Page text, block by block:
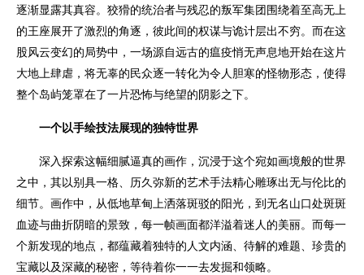
逐渐显露其真容。狡猾的统治者与残忍的叛军集团围绕着至高无上
的王座展开了激烈的角逐，彼此间的权谋与诡计层出不穷。而在这
股风云变幻的局势中，一场源自远古的瘟疫悄无声息地开始在这片
大地上肆虐，将无辜的民众逐一转化为令人胆寒的怪物形态，使得
整个岛屿笼罩在了一片恐怖与绝望的阴影之下。
一个以手绘技法展现的独特世界
深入探索这幅细腻逼真的画作，沉浸于这个宛如画境般的世界
之中，其以别具一格、历久弥新的艺术手法精心雕琢出无与伦比的
细节。画作中，从低地草甸上洒落斑驳的阳光，到无名山口处斑斑
血迹与曲折阴暗的景致，每一帧画面都洋溢着迷人的美丽。而每一
个新发现的地点，都蕴藏着独特的人文内涵、待解的难题、珍贵的
宝藏以及深藏的秘密，等待着你一一去发掘和领略。